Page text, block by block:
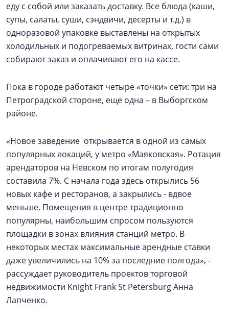
еду с собой или заказать доставку. Все блюда (каши,
супы, салаты, суши, сэндвичи, десерты и т.д.) в
одноразовой упаковке выставлены на открытых
холодильных и подогреваемых витринах, гости сами
собирают заказ и оплачивают его на кассе.
Пока в городе работают четыре «точки» сети: три на
Петроградской стороне, еще одна – в Выборгском
районе.
«Новое заведение открывается в одной из самых
популярных локаций, у метро «Маяковская». Ротация
арендаторов на Невском по итогам полугодия
составила 7%. С начала года здесь открылись 56
новых кафе и ресторанов, а закрылись - вдвое
меньше. Помещения в центре традиционно
популярны, наибольшим спросом пользуются
площадки в зонах влияния станций метро. В
некоторых местах максимальные арендные ставки
даже увеличились на 10% за последние полгода», -
рассуждает руководитель проектов торговой
недвижимости Knight Frank St Petersburg Анна
Лапченко.